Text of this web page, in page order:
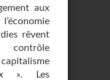
aux
rêvent
contrôle
». Les